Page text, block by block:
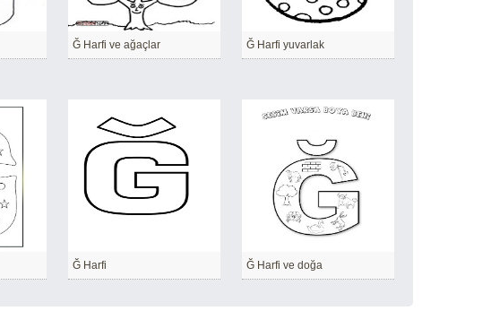
Ğ Harfi ve ağaçlar Ğ Harfi yuvarlak
Ğ Harfi Ğ Harfi ve doğa